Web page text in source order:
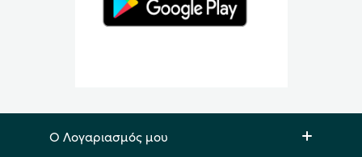
Ο Λογαριασμός μου